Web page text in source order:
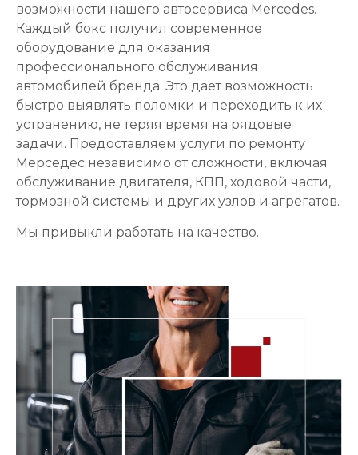
возможности нашего автосервиса Mercedes.
Каждый бокс получил современное
оборудование для оказания
профессионального обслуживания
автомобилей бренда. Это дает возможность
быстро выявлять поломки и переходить к их
устранению, не теряя время на рядовые
задачи. Предоставляем услуги по ремонту
Мерседес независимо от сложности, включая
обслуживание двигателя, КПП, ходовой части,
тормозной системы и других узлов и агрегатов.
Мы привыкли работать на качество.